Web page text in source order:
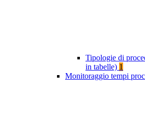
Tipologie di
in tabelle) 1
Monitoraggio tempi